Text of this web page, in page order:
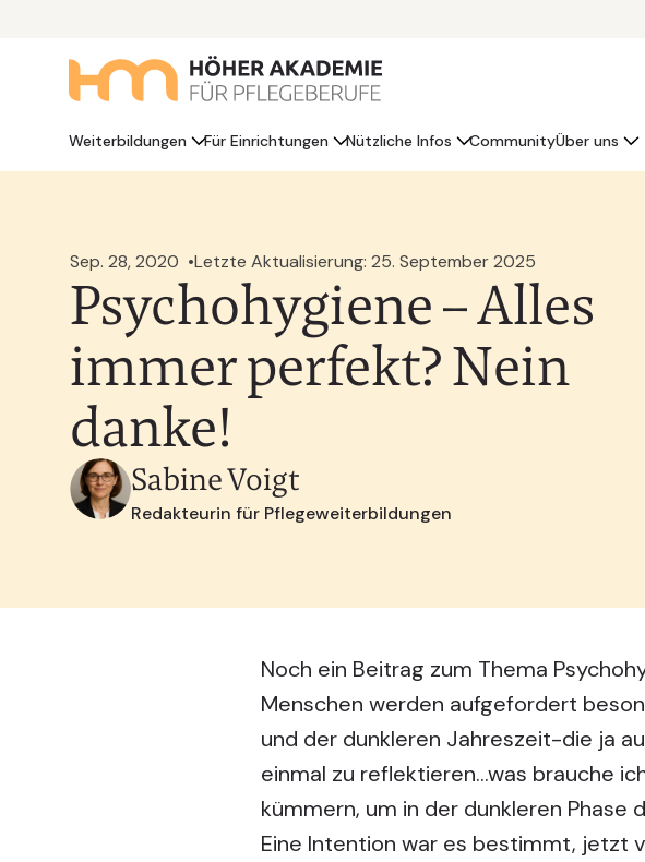
Weiterbildungen Für Einrichtungen Nützliche Infos CommunityÜber uns
Sep. 28, 2020 Letzte Aktualisierung: 25. September 2025
Psychohygiene – Alles
immer perfekt? Nein
danke!
Sabine Voigt
Redakteurin für Pflegeweiterbildungen
Noch ein Beitrag zum Thema
Menschen werden aufgefordert
und der dunkleren Jahreszeit-die ja
einmal zu reflektieren…was brauche
kümmern, um in der dunkleren Phase
Eine Intention war es bestimmt, jetzt